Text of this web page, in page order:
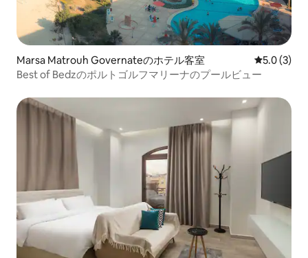
Marsa Matrouh Governateのホテル客室 レビュー3
5.0 (3)
Best of Bedzのポルトゴルフマリーナのプールビュー